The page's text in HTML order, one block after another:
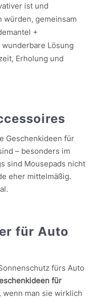
ist und
gemeinsam
+
Lösung
Erholung und
Geschenkideen für
– besonders im
sind Mousepads nicht
eher mittelmäßig.
für Auto
fürs Auto
für
man sie wirklich